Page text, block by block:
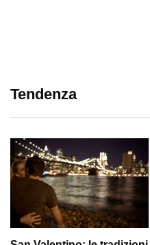
Tendenza